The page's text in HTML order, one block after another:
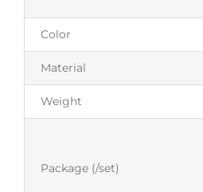
Color
Material
Weight
Package (/set)